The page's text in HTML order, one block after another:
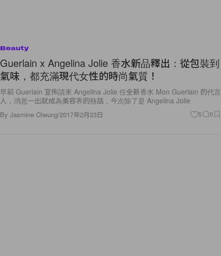
Beauty
Guerlain x Angelina Jolie 香水新品釋出：從包裝到
氣味，都充滿現代女性的時尚氣質！
早前 Guerlain 宣佈請來 Angelina Jolie 任全新香水 Mon Guerlain 的代言
人，消息一出就成為美容界的熱話，今次除了是 Angelina Jolie
By Jasmine Cheung/2017年2月23日 5 0